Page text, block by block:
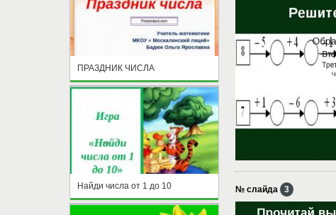
ПРАЗДНИК ЧИСЛА
Найди числа от 1 до 10 № слайда 3